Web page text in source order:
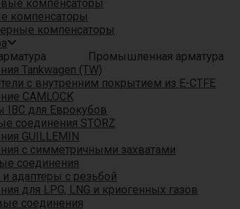
компенсаторы
компенсаторы
компенсаторы
Промышленная арматура
Tankwagen (TW)
с внутренним покрытием из E-CTFE
CAMLOCK
IBC для Еврокубов
соединения STORZ
GUILLEMIN
с симметричными захватами
соединения
адаптеры с резьбой
для LPG, LNG и криогенных газов
соединения